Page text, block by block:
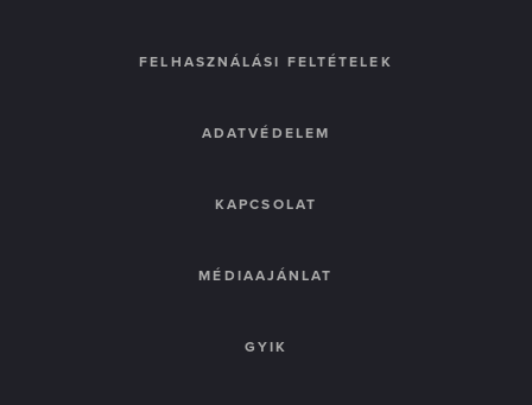
FELHASZNÁLÁSI FELTÉTELEK
ADATVÉDELEM
KAPCSOLAT
MÉDIAAJÁNLAT
GYIK